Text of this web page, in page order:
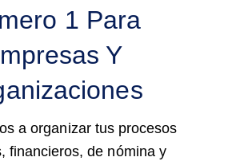
1 Para
Y
a organizar tus procesos
financieros, de nómina y